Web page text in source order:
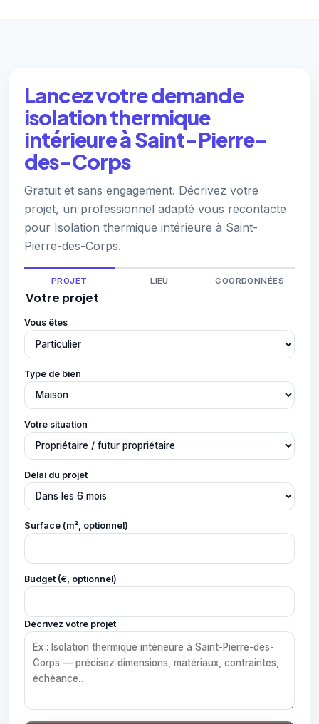
Lancez votre demande
isolation thermique
intérieure à Saint-Pierre-
des-Corps
Gratuit et sans engagement. Décrivez votre
projet, un professionnel adapté vous recontacte
pour Isolation thermique intérieure à Saint-
Pierre-des-Corps.
PROJET LIEU COORDONNÉES
Votre projet
Vous êtes
Type de bien
Votre situation
Délai du projet
Surface (m², optionnel)
Budget (€, optionnel)
Décrivez votre projet